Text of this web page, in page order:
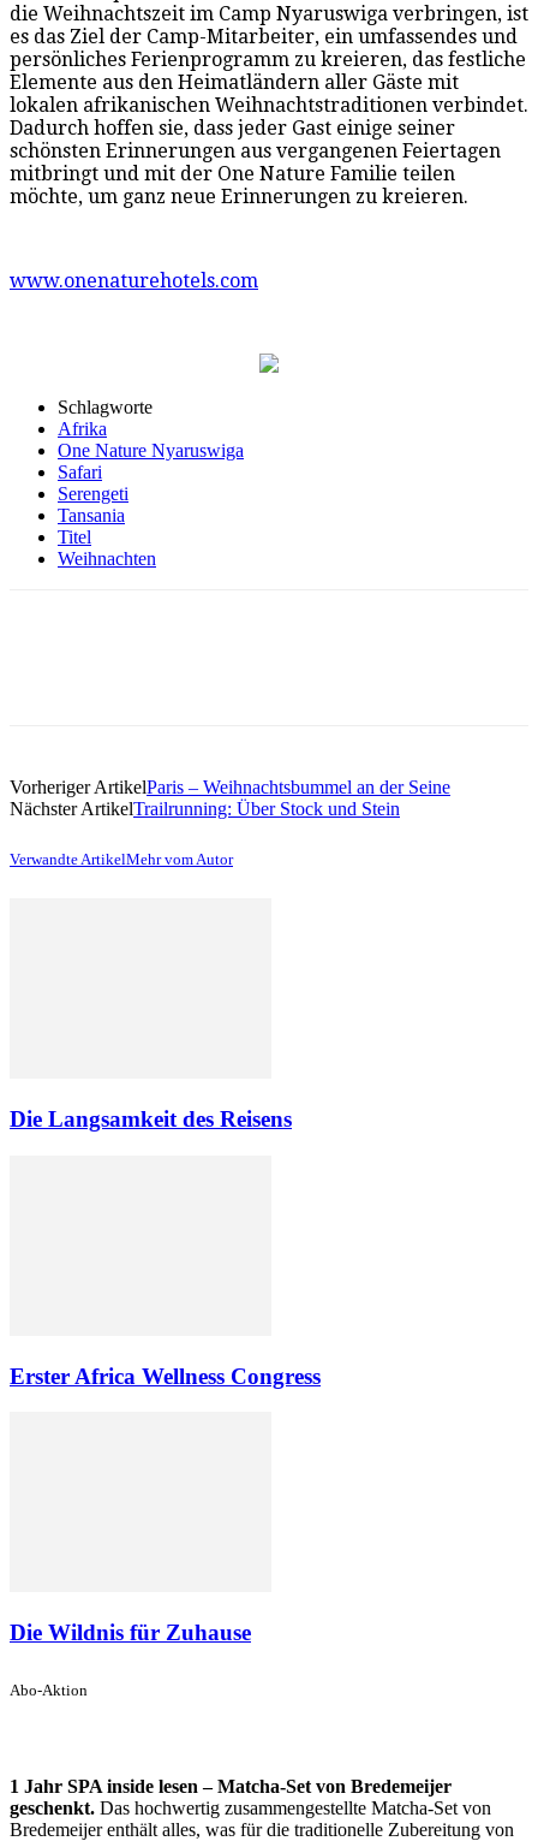
die Weihnachtszeit im Camp Nyaruswiga verbringen, ist
es das Ziel der Camp-Mitarbeiter, ein umfassendes und
persönliches Ferienprogramm zu kreieren, das festliche
Elemente aus den Heimatländern aller Gäste mit
lokalen afrikanischen Weihnachtstraditionen verbindet.
Dadurch hoffen sie, dass jeder Gast einige seiner
schönsten Erinnerungen aus vergangenen Feiertagen
mitbringt und mit der One Nature Familie teilen
möchte, um ganz neue Erinnerungen zu kreieren.
www.onenaturehotels.com
Schlagworte
Afrika
One Nature Nyaruswiga
Safari
Serengeti
Tansania
Titel
Weihnachten
Vorheriger ArtikelParis – Weihnachtsbummel an der Seine
Nächster ArtikelTrailrunning: Über Stock und Stein
Verwandte ArtikelMehr vom Autor
Die Langsamkeit des Reisens
Erster Africa Wellness Congress
Die Wildnis für Zuhause
Abo-Aktion
1 Jahr SPA inside lesen – Matcha-Set von Bredemeijer
geschenkt. Das hochwertig zusammengestellte Matcha-Set von
Bredemeijer enthält alles, was für die traditionelle Zubereitung von